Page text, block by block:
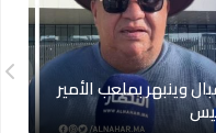
وينبهر بملعب الأمير